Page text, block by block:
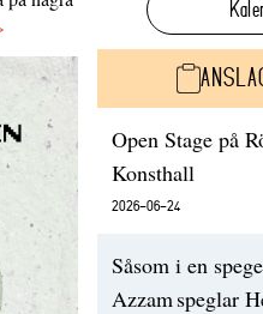
Open Stage på
Konsthall
2026-06-24
Såsom i en
Azzam speglar